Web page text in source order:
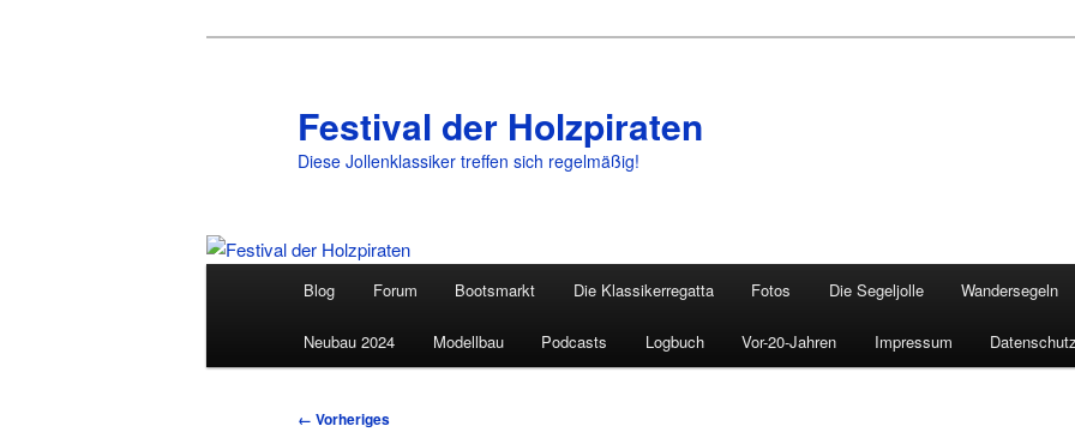
Festival der Holzpiraten
Diese Jollenklassiker treffen sich regelmäßig!
Zum
primären
Inhalt
Blog Forum Bootsmarkt Die Klassikerregatta Fotos Die Segeljolle Wandersegeln
Neubau 2024 Modellbau Podcasts Logbuch Vor-20-Jahren Impressum
Bilder-
← Vorheriges